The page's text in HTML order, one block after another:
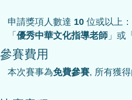
申請獎項人數達 10 位或以上：
「 優秀中華文化指導老師 」或「
參賽費用
本次賽事為免費參賽, 所有獲